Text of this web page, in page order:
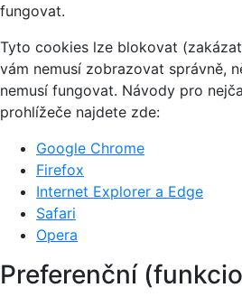
fungovat.
Tyto cookies lze blokovat
vám nemusí zobrazovat správně,
nemusí fungovat. Návody pro
prohlížeče najdete zde:
Google Chrome
Firefox
Internet Explorer a Edge
Safari
Opera
Preferenční